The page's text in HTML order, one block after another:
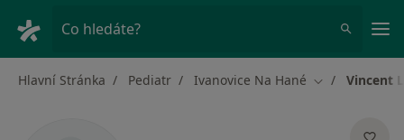
Co hledáte?
Hlavní Stránka Pediatr Ivanovice Na Hané Změna města
Vincent